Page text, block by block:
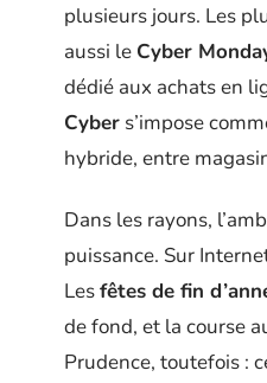
plusieurs jours. Les
aussi le Cyber
dédié aux achats en
Cyber s’impose
hybride, entre
Dans les rayons,
puissance. Sur
Lesfêtes de fin
de fond, et la course
Prudence, toutefois :